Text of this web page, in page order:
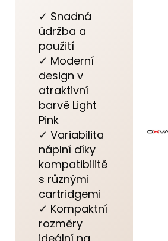
✓ Snadná
údržba a
použití
✓ Moderní
design v
atraktivní
barvě Light
Pink
✓ Variabilita
náplní díky
kompatibilitě
s různými
cartridgemi
✓ Kompaktní
rozměry